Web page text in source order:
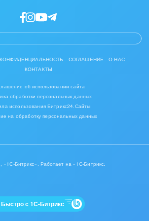
спорт, шоу-бизнес
стиль
КОНФИДЕНЦИАЛЬНОСТЬ СОГЛАШЕНИЕ
О НАС
КОНТАКТЫ
об использовании сайта
обработки персональных данных
использования Битрикс24.Сайты
на обработку персональных данных
«1С-Битрикс». Работает на «1С-Битрикс:
Быстро с 1С-Битрикс